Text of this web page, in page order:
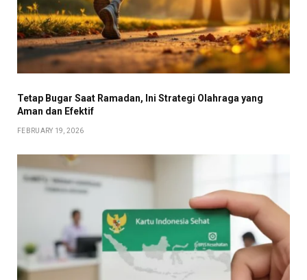
Tetap Bugar Saat Ramadan, Ini Strategi Olahraga yang
Aman dan Efektif
FEBRUARY 19, 2026